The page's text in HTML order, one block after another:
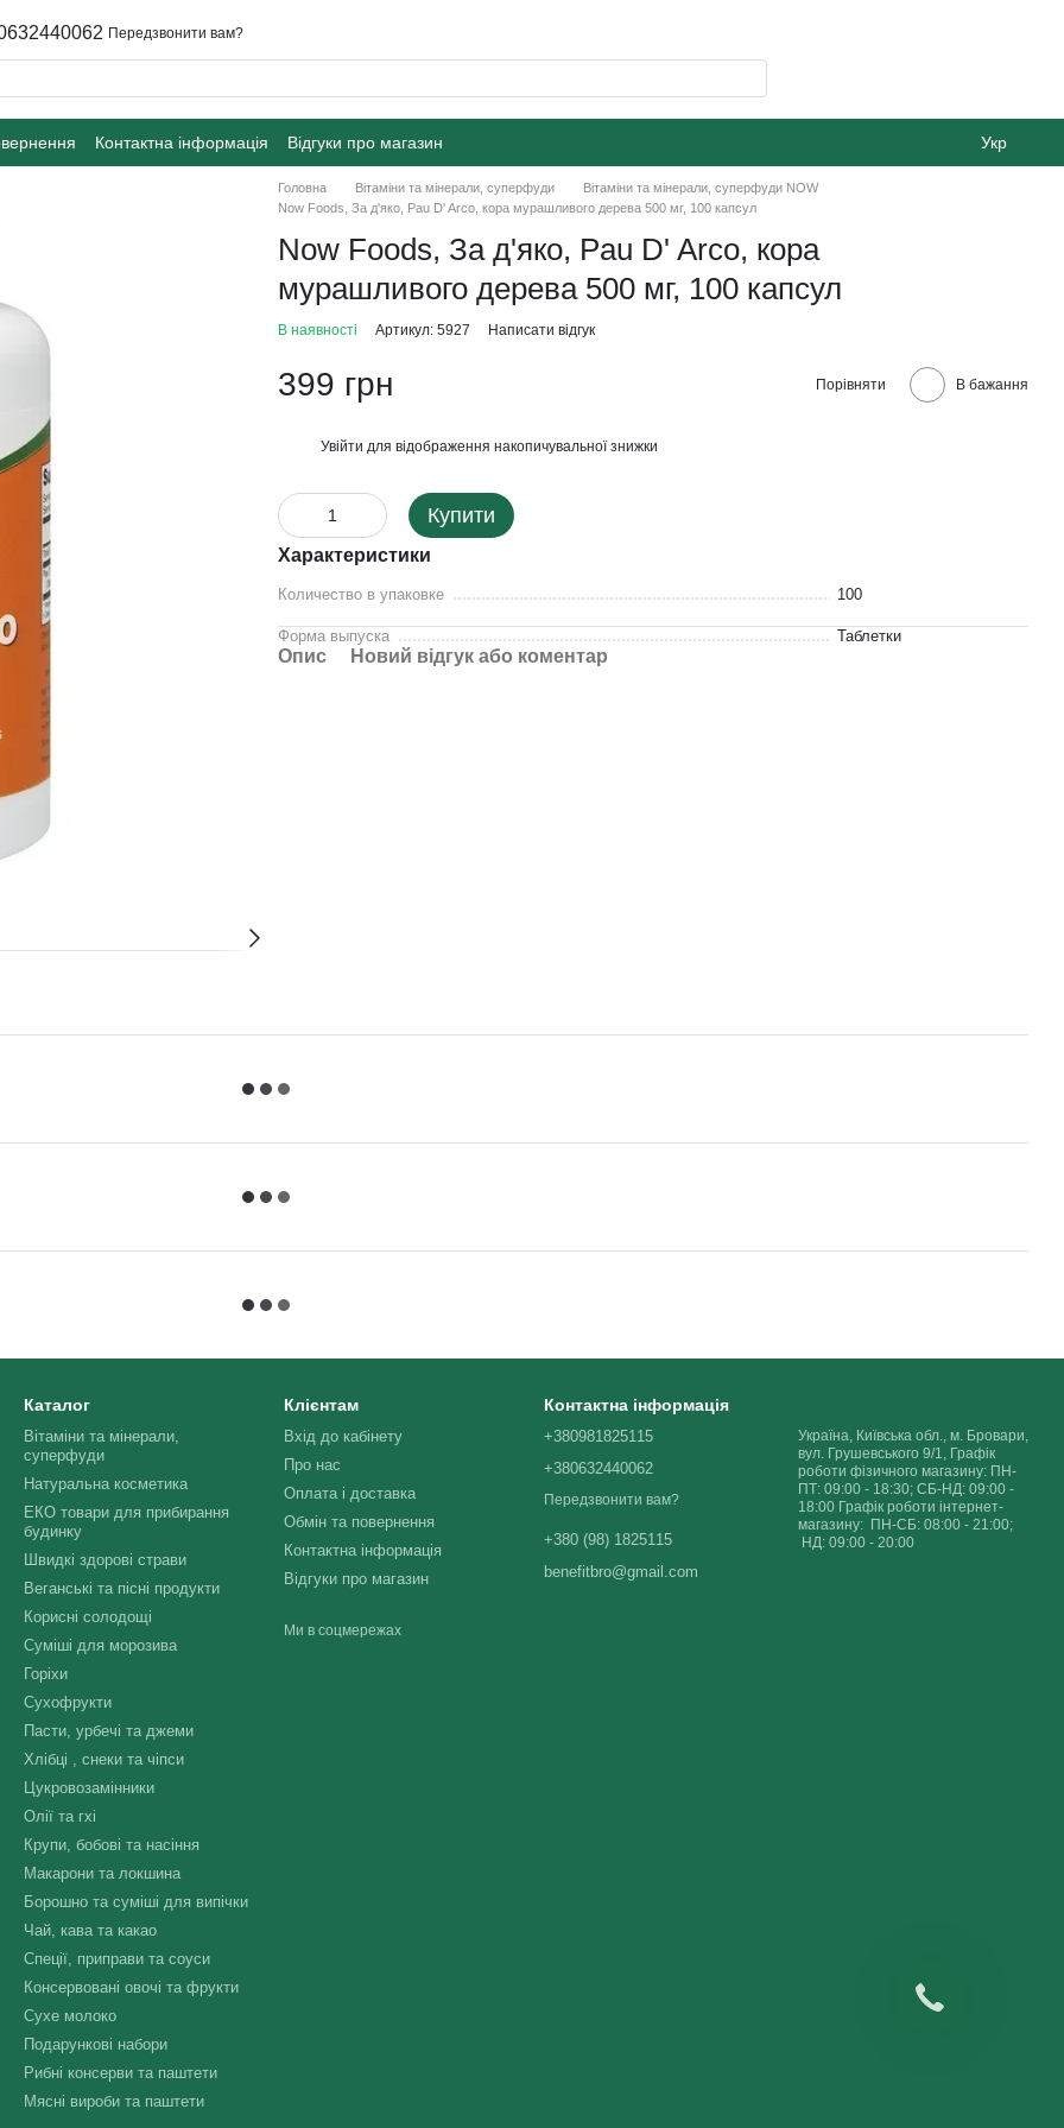
Передзвонити вам?
Контактна інформація Відгуки про магазин Укр
Головна Вітаміни та мінерали, суперфуди
Вітаміни та мінерали, суперфуди NOW
Now Foods, За д'яко, Pau D' Arco, кора мурашливого дерева 500 мг, 100 капсул
Now Foods, За д'яко, Pau D' Arco, кора
мурашливого дерева 500 мг, 100 капсул
В наявності Артикул: 5927 Написати відгук
399 грн Порівняти В бажання
Увійти для відображення накопичувальної знижки
Купити
Характеристики
Количество в упаковке 100
Форма выпуска Таблетки
Опис Новий відгук або коментар
Каталог
Вітаміни та мінерали,
суперфуди
Натуральна косметика
ЕКО товари для прибирання
будинку
Швидкі здорові страви
Веганські та пісні продукти
Корисні солодощі
Суміші для морозива
Горіхи
Сухофрукти
Пасти, урбечі та джеми
Хлібці , снеки та чіпси
Цукровозамінники
Олії та гхі
Крупи, бобові та насіння
Макарони та локшина
Борошно та суміші для випічки
Чай, кава та какао
Спеції, приправи та соуси
Консервовані овочі та фрукти
Сухе молоко
Подарункові набори
Рибні консерви та паштети
Мясні вироби та паштети
Клієнтам
Вхід до кабінету
Про нас
Оплата і доставка
Обмін та повернення
Контактна інформація
Відгуки про магазин
Ми в соцмережах
Контактна інформація
+380981825115
+380632440062
Передзвонити вам?
+380 (98) 1825115
benefitbro@gmail.com
Україна, Київська обл., м. Бровари,
вул. Грушевського 9/1, Графік
роботи фізичного магазину: ПН-
ПТ: 09:00 - 18:30; СБ-НД: 09:00 -
18:00 Графік роботи інтернет-
магазину: ПН-СБ: 08:00 - 21:00;
НД: 09:00 - 20:00